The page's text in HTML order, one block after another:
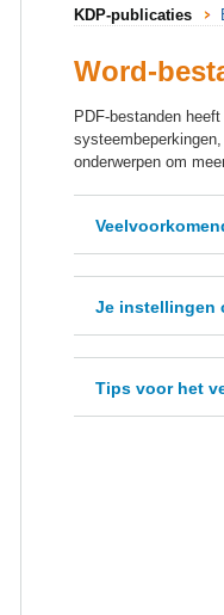
KDP-publicaties
Word-
PDF-bestanden
onderwerpen om
Je instellingen
Tips voor het